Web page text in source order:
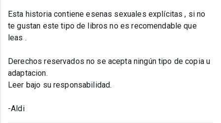
Esta historia contiene esenas sexuales explícitas , si no
te gustan este tipo de libros no es recomendable que
leas .
Derechos reservados no se acepta ningún tipo de copia u
adaptacion.
Leer bajo su responsabilidad.
-Aldi